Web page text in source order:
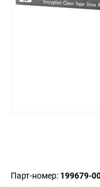
Парт-номер: 199679-